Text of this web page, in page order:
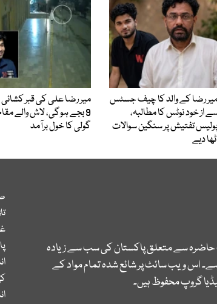
رضا کے والد کا چیف جسٹس
از خود نوٹس کا مطالبہ،
تفتیش پر سنگین سوالات
دیے
میر رضا علی کی قبر
9 بجے ہوگی، لاش والے
گولی کا خول برآمد
حاضرہ سے متعلق پاکستان کی سب سے زیادہ
اس ویب سائٹ پر شائع شدہ تمام مواد کے
گروپ محفوظ ہیں۔